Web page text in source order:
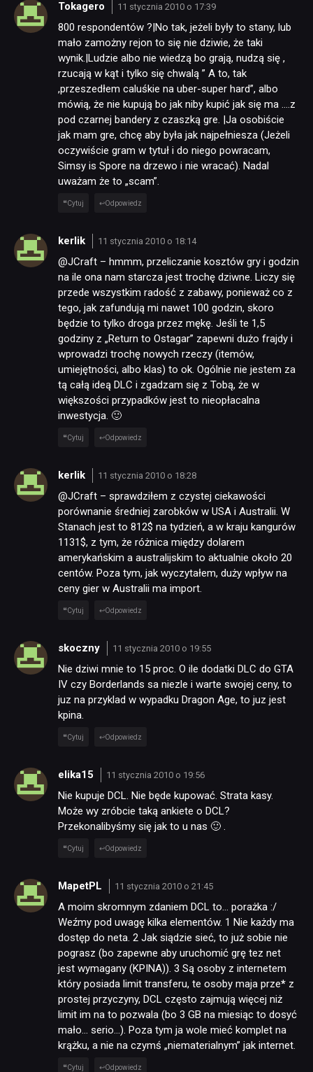
Tokagero 11 stycznia 2010 o 17:39
800 respondentów ?|No tak, jeżeli były to stany, lub
mało zamożny rejon to się nie dziwie, że taki
wynik.|Ludzie albo nie wiedzą bo grają, nudzą się ,
rzucają w kąt i tylko się chwalą ” A to, tak
,przeszedłem caluśkie na uber-super hard”, albo
mówią, że nie kupują bo jak niby kupić jak się ma ….z
pod czarnej bandery z czaszką gre. |Ja osobiście
jak mam gre, chcę aby była jak najpełniesza (Jeżeli
oczywiście gram w tytuł i do niego powracam,
Simsy is Spore na drzewo i nie wracać). Nadal
uważam że to „scam”.
Cytuj Odpowiedz
kerlik 11 stycznia 2010 o 18:14
@JCraft – hmmm, przeliczanie kosztów gry i godzin
na ile ona nam starcza jest trochę dziwne. Liczy się
przede wszystkim radość z zabawy, ponieważ co z
tego, jak zafundują mi nawet 100 godzin, skoro
będzie to tylko droga przez mękę. Jeśli te 1,5
godziny z „Return to Ostagar” zapewni dużo frajdy i
wprowadzi trochę nowych rzeczy (itemów,
umiejętności, albo klas) to ok. Ogólnie nie jestem za
tą całą ideą DLC i zgadzam się z Tobą, że w
większości przypadków jest to nieopłacalna
inwestycja. 🙂
Cytuj Odpowiedz
kerlik 11 stycznia 2010 o 18:28
@JCraft – sprawdziłem z czystej ciekawości
porównanie średniej zarobków w USA i Australii. W
Stanach jest to 812$ na tydzień, a w kraju kangurów
1131$, z tym, że różnica między dolarem
amerykańskim a australijskim to aktualnie około 20
centów. Poza tym, jak wyczytałem, duży wpływ na
ceny gier w Australii ma import.
Cytuj Odpowiedz
skoczny 11 stycznia 2010 o 19:55
Nie dziwi mnie to 15 proc. O ile dodatki DLC do GTA
IV czy Borderlands sa niezle i warte swojej ceny, to
juz na przyklad w wypadku Dragon Age, to juz jest
kpina.
Cytuj Odpowiedz
elika15 11 stycznia 2010 o 19:56
Nie kupuje DCL. Nie będe kupować. Strata kasy.
Może wy zróbcie taką ankiete o DCL?
Przekonalibyśmy się jak to u nas 🙂 .
Cytuj Odpowiedz
MapetPL 11 stycznia 2010 o 21:45
A moim skromnym zdaniem DCL to… porażka :/
Weźmy pod uwagę kilka elementów. 1 Nie każdy ma
dostęp do neta. 2 Jak siądzie sieć, to już sobie nie
pograsz (bo zapewne aby uruchomić grę tez net
jest wymagany (KPINA)). 3 Są osoby z internetem
który posiada limit transferu, te osoby maja prze* z
prostej przyczyny, DCL często zajmują więcej niż
limit im na to pozwala (bo 3 GB na miesiąc to dosyć
mało… serio…). Poza tym ja wole mieć komplet na
krążku, a nie na czymś „niematerialnym” jak internet.
Cytuj Odpowiedz